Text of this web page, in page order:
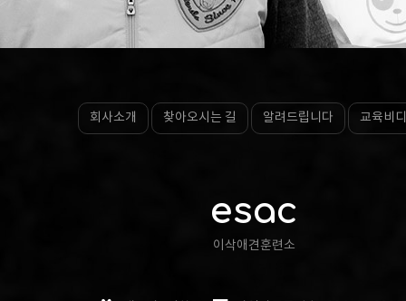
회사소개 찾아오시는 길 알려드립니다 교육비
esac
이삭애견훈련소